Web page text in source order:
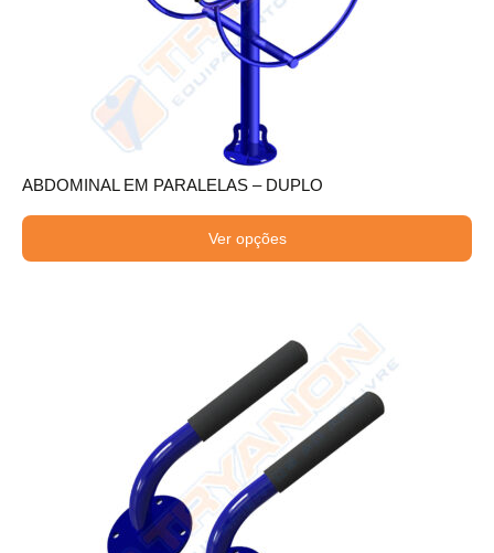
ABDOMINAL EM PARALELAS – DUPLO
Ver opções